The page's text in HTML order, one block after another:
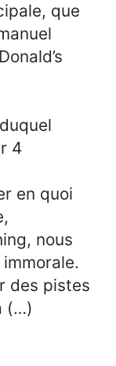
que
4
en quoi
nous
des pistes
(…)